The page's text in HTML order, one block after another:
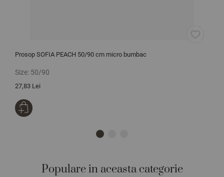
Prosop SOFIA PEACH 50/90 cm micro bumbac
Size: 50/90
27,83 Lei
Populare in aceasta categorie